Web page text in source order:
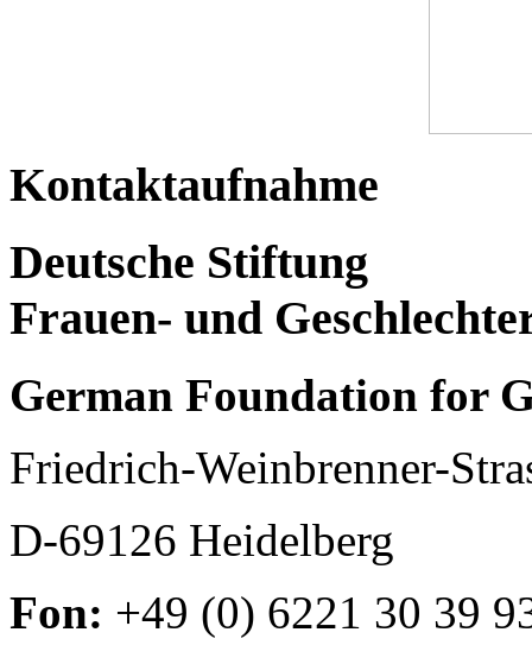
Kontaktaufnahme
Deutsche Stiftung
Frauen- und
German Foundation for
Friedrich-Weinbrenner-
D-69126 Heidelberg
Fon: +49 (0) 6221 30 39